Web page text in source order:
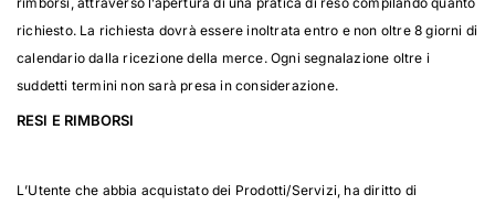
richiesto. La richiesta dovrà essere inoltrata entro e non oltre 8 giorni di
calendario dalla ricezione della merce. Ogni segnalazione oltre i
suddetti termini non sarà presa in considerazione.
RESI E RIMBORSI
L’Utente che abbia acquistato dei Prodotti/Servizi, ha diritto di